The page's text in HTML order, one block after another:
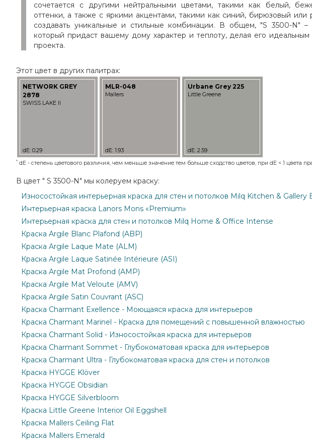
сочетается с другими нейтральными цветами, такими как белый,
оттенки, а также с яркими акцентами, такими как синий, бирюзовый или
создавать уникальные и стильные комбинации. В общем, "S 3500-N" –
который придаст вашему дому характер и теплоту, делая его
проекта.
Этот цвет в других палитрах:
NETWORK GREY
2878
SWISS LAKE II
dE: 0.29
MLR-048
Mallers
dE: 1.93
Urbane Grey 225
Little Greene
dE: 2.59
* dE - степень цветового различия, чем меньше значение тем больше сходство цветов, при dE < 1 цвета
В цвет " S 3500-N" мы колеруем краску:
Износостойкая интерьерная краска для стен и потолков Milq Kitchen & Gallery
Интерьерная краска Lanors Mons «Premium»
Интерьерная краска для стен и потолков Milq Home & Office Intense
Краска Argile Blanc Plafond (ABP)
Краска Argile Laque Mate (ALM)
Краска Argile Laque Satinée Intérieure (ASI)
Краска Argile Mat Profond (AMP)
Краска Argile Mat Veloute (AMV)
Краска Argile Satin Couvrant (ASC)
Краска Charmant Exellence - Моющаяся краска для интерьеров
Краска Charmant Marinel - Краска для помещений с повышенной влажностью
Краска Charmant Solid - Износостойкая краска для интерьеров
Краска Charmant Sommet - Глубокоматовая краска для интерьеров
Краска Charmant Ultra - Глубокоматовая краска для стен и потолков
Краска HYGGE Klöver
Краска HYGGE Obsidian
Краска HYGGE Silverbloom
Краска Little Greene Interior Oil Eggshell
Краска Mallers Ceiling Flat
Краска Mallers Emerald